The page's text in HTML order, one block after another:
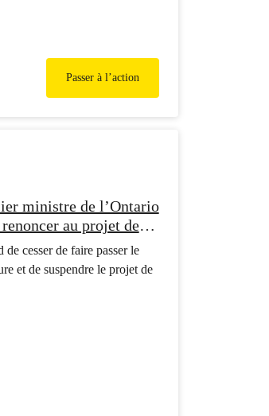
Passer à l’action
ministre de l’Ontario
au projet de
cesser de faire passer le
et de suspendre le projet de